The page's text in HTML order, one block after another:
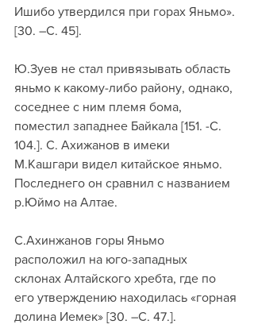
Ишибо утвердился при горах Яньмо».
[30. –С. 45].
Ю.Зуев не стал привязывать область
яньмо к какому-либо району, однако,
соседнее с ним племя бома,
поместил западнее Байкала [151. -C.
104.]. С. Ахижанов в имеки
М.Кашгари видел китайское яньмо.
Последнего он сравнил с названием
р.Юймо на Алтае.
С.Ахинжанов горы Яньмо
расположил на юго-западных
склонах Алтайского хребта, где по
его утверждению находилась «горная
долина Иемек» [30. –С. 47.].